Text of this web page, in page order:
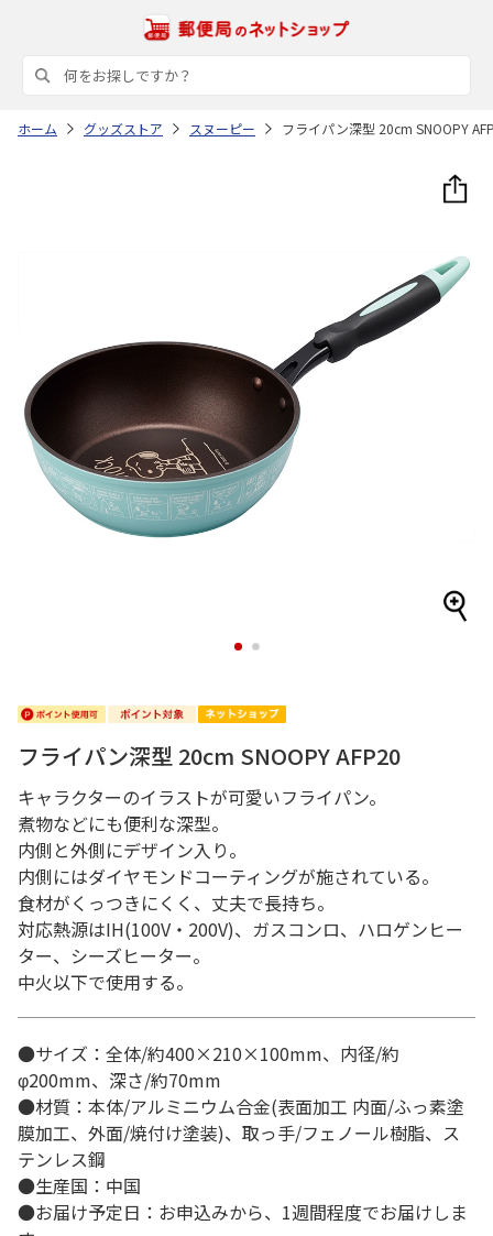
ホーム グッズストア スヌーピー フライパン深型 20cm SNOOPY
1 2
フライパン深型 20cm SNOOPY AFP20
キャラクターのイラストが可愛いフライパン。
煮物などにも便利な深型。
内側と外側にデザイン入り。
内側にはダイヤモンドコーティングが施されている。
食材がくっつきにくく、丈夫で長持ち。
対応熱源はIH(100V・200V)、ガスコンロ、ハロゲンヒー
ター、シーズヒーター。
中火以下で使用する。
●サイズ：全体/約400×210×100mm、内径/約
φ200mm、深さ/約70mm
●材質：本体/アルミニウム合金(表面加工 内面/ふっ素塗
膜加工、外面/焼付け塗装)、取っ手/フェノール樹脂、ス
テンレス鋼
●生産国：中国
●お届け予定日：お申込みから、1週間程度でお届けしま